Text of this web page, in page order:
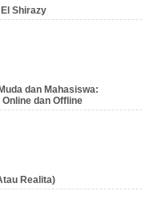
Shirazy
dan Mahasiswa:
dan Offline
Realita)